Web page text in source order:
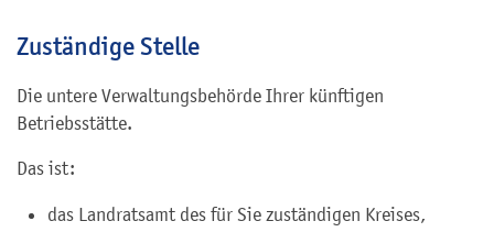
Zuständige Stelle
Die untere Verwaltungsbehörde Ihrer künftigen
Betriebsstätte.
Das ist:
das Landratsamt des für Sie zuständigen Kreises,